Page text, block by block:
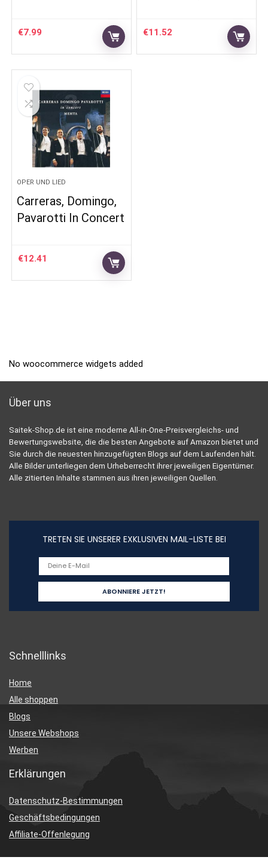
€7.99 €11.52
OPER UND LIED
Carreras, Domingo,
Pavarotti In Concert
€12.41
No woocommerce widgets added
Über uns
Saitek-Shop.de ist eine moderne All-in-One-Preisvergleichs- und
Bewertungswebsite, die die besten Angebote auf Amazon bietet und
Sie durch die neuesten hinzugefügten Blogs auf dem Laufenden hält.
Alle Bilder unterliegen dem Urheberrecht ihrer jeweiligen Eigentümer.
Alle zitierten Inhalte stammen aus ihren jeweiligen Quellen.
TRETEN SIE UNSERER EXKLUSIVEN MAIL-LISTE BEI
Schnelllinks
Home
Alle shoppen
Blogs
Unsere Webshops
Werben
Erklärungen
Datenschutz-Bestimmungen
Geschäftsbedingungen
Affiliate-Offenlegung